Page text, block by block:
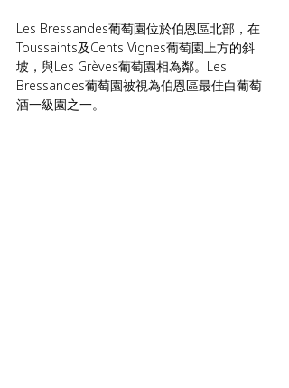
Les Bressandes葡萄園位於伯恩區北部，在
Toussaints及Cents Vignes葡萄園上方的斜
坡，與Les Grèves葡萄園相為鄰。Les
Bressandes葡萄園被視為伯恩區最佳白葡萄
酒一級園之一。